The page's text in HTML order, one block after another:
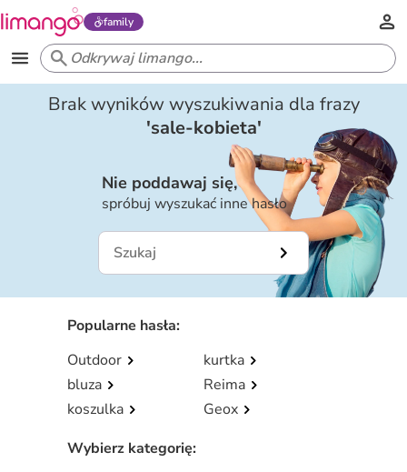
family
Brak wyników wyszukiwania dla frazy
'sale-kobieta'
Nie poddawaj się,
spróbuj wyszukać inne hasło
Popularne hasła:
Outdoor
kurtka
bluza
Reima
koszulka
Geox
Wybierz kategorię: